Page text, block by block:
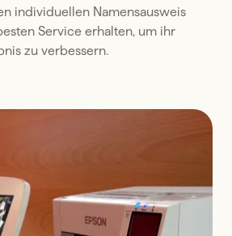
individuellen Namensausweis
Service erhalten, um ihr
zu verbessern.